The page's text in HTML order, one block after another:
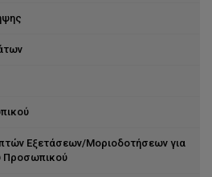
Εξετάσεων/Μοριοδοτήσεων για
Προσωπικού